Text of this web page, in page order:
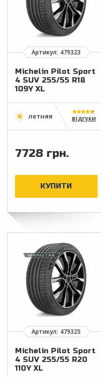
Michelin Pilot Sport
4 SUV 255/55 R18
109Y XL
відгуки
7728 грн.
Michelin Pilot Sport
4 SUV 255/55 R20
110Y XL